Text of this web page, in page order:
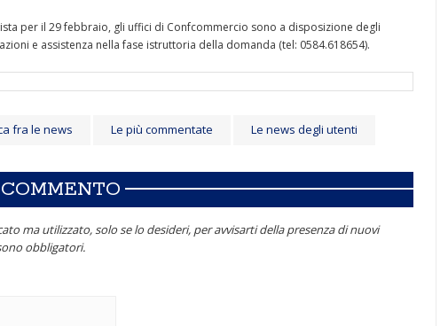
per il 29 febbraio, gli uffici di Confcommercio sono a disposizione degli
e assistenza nella fase istruttoria della domanda (tel: 0584.618654).
fra le news Le più commentate Le news degli utenti
ma utilizzato, solo se lo desideri, per avvisarti della presenza di nuovi
obbligatori.